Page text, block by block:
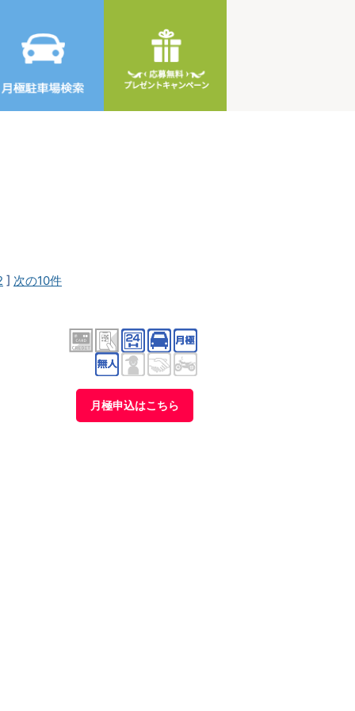
] 次の10件
月極申込はこちら